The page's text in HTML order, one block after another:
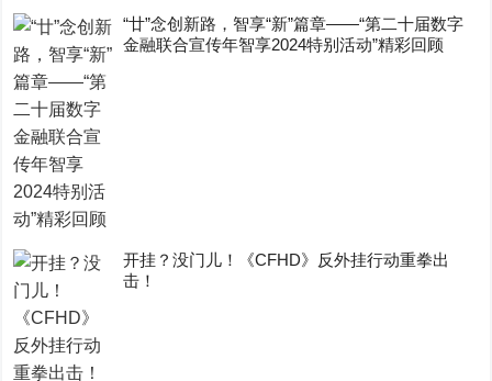
“廿”念创新路，智享“新”篇章——“第二十届数字
金融联合宣传年智享2024特别活动”精彩回顾
开挂？没门儿！《CFHD》反外挂行动重拳出
击！